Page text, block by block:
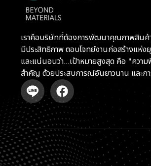
เราคือบริษัทที่ต้องการพัฒนาคุณภาพสินค้
มีประสิทธิภาพ ตอบโจทย์งานก่อสร้างแ
และแน่นอนว่า...เป้าหมายสูงสุด คือ "ควา
สำคัญ ด้วยประสบการณ์อันยาวนาน และก